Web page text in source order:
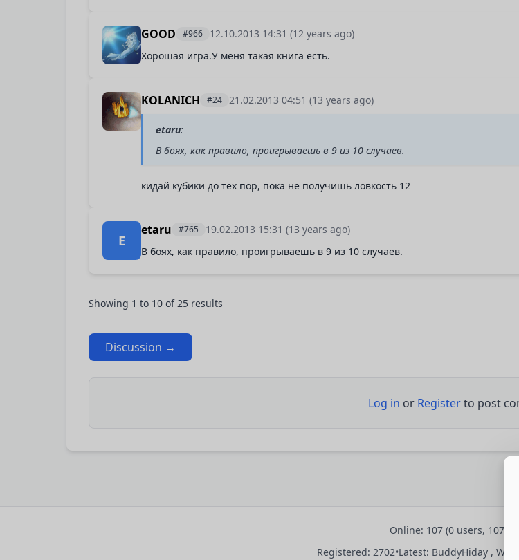
GOOD #966 12.10.2013 14:31 (12 years ago)
Хорошая игра.У меня такая книга есть.
KOLANICH #24 21.02.2013 04:51 (13 years ago)
etaru:
В боях, как правило, проигрываешь в 9 из 10 случаев.
кидай кубики до тех пор, пока не получишь ловкость 12
E
etaru #765 19.02.2013 15:31 (13 years ago)
В боях, как правило, проигрываешь в 9 из 10 случаев.
Showing 1 to 10 of 25 results
Discussion →
Log in or Registerto post
Online: 107 (0 users, 107
Registered: 2702•Latest: BuddyHiday ,